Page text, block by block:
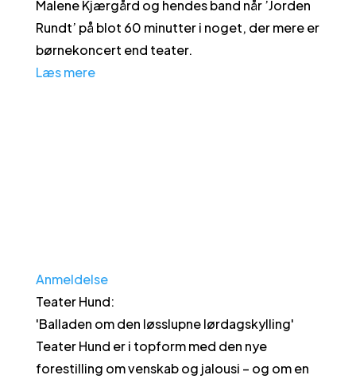
Malene Kjærgård og hendes band når ’Jorden
Rundt’ på blot 60 minutter i noget, der mere er
børnekoncert end teater.
Læs mere
Anmeldelse
Teater Hund:
'Balladen om den løsslupne lørdagskylling'
Teater Hund er i topform med den nye
forestilling om venskab og jalousi – og om en